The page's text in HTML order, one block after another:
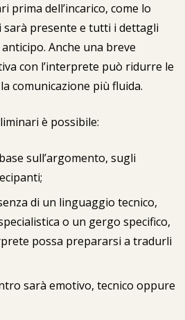
prima dell’incarico, come lo
sarà presente e tutti i dettagli
Anche una breve
con l’interprete può ridurre le
comunicazione più fluida.
è possibile:
sull’argomento, sugli
di un linguaggio tecnico,
o un gergo specifico,
possa prepararsi a tradurli
sarà emotivo, tecnico oppure